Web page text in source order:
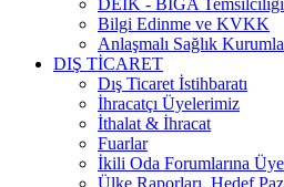
DEİK - BİGA Temsilciliği
Bilgi Edinme ve KVKK
Anlaşmalı Sağlık
DIŞ TİCARET
Dış Ticaret İstihbaratı
İhracatçı Üyelerimiz
İthalat & İhracat
Fuarlar
İkili Oda Forumlarına
Ülke Raporları, Hedef